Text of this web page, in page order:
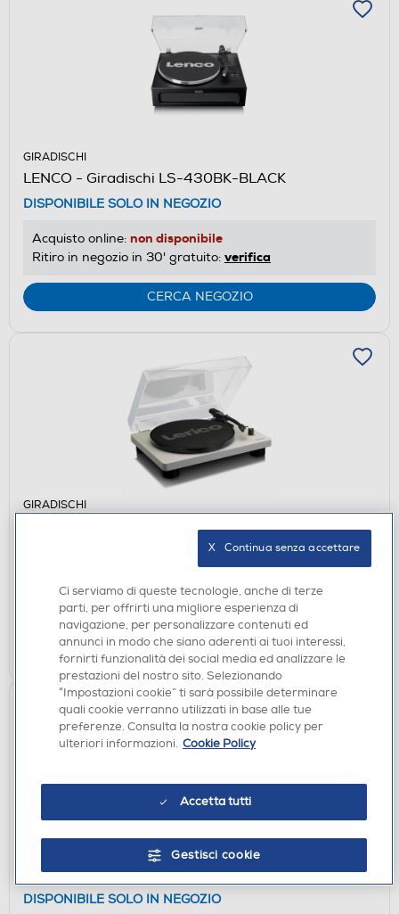
GIRADISCHI
LENCO - Giradischi LS-430BK-BLACK
DISPONIBILE SOLO IN NEGOZIO
Acquisto online: non disponibile
Ritiro in negozio in 30' gratuito: verifica
CERCA NEGOZIO
GIRADISCHI
DISPONIBILE SOLO IN NEGOZIO
Acquisto online:non disponibile
Ritiro in negozio in 30' gratuito: verifica
CERCA NEGOZIO
LENCO - Piatto giradischi LBT225WA-WALNUT
DISPONIBILE SOLO IN NEGOZIO
Ci serviamo di queste tecnologie, anche di terze
parti, per offrirti una migliore esperienza di
navigazione, per personalizzare contenuti ed
annunci in modo che siano aderenti ai tuoi interessi,
fornirti funzionalità dei social media ed analizzare le
prestazioni del nostro sito. Selezionando
“Impostazioni cookie” ti sarà possibile determinare
quali cookie verranno utilizzati in base alle tue
preferenze. Consulta la nostra cookie policy per
ulteriori informazioni. Cookie Policy
Accetta tutti
Gestisci cookie
X   Continua senza accettare